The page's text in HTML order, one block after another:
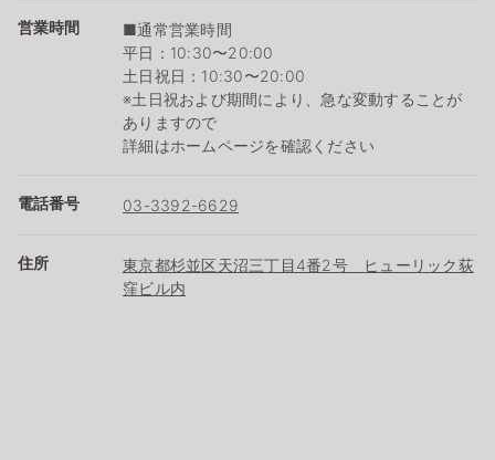
営業時間
■通常営業時間
平日：10:30〜20:00
土日祝日：10:30〜20:00
※土日祝および期間により、急な変動することが
ありますので
詳細はホームページを確認ください
電話番号 03-3392-6629
住所
東京都杉並区天沼三丁目4番2号 ヒューリック荻
窪ビル内